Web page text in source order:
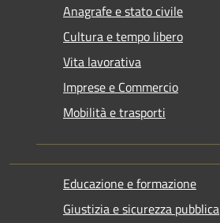
Anagrafe e stato civile
Cultura e tempo libero
Vita lavorativa
Imprese e Commercio
Mobilità e trasporti
Educazione e formazione
Giustizia e sicurezza pubblica